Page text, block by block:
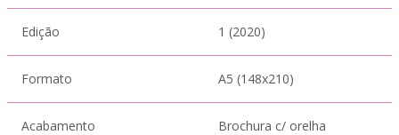
Edição 1 (2020)
Formato A5 (148x210)
Acabamento Brochura c/ orelha